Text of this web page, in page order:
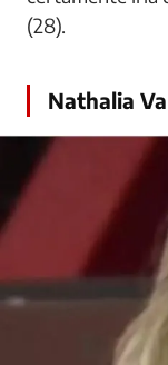
(28).
Nathalia